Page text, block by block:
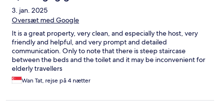
3. jan. 2025
Oversæt med Google
It is a great property, very clean, and especially the host, very
friendly and helpful, and very prompt and detailed
communication. Only to note that there is steep staircase
between the beds and the toilet and it may be inconvenient for
elderly travellers
Wan Tat, rejse på 4 nætter